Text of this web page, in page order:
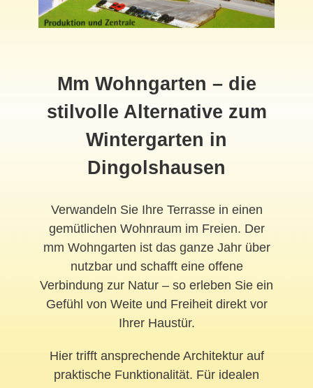
Mm Wohngarten – die
stilvolle Alternative zum
Wintergarten in
Dingolshausen
Verwandeln Sie Ihre Terrasse in einen
gemütlichen Wohnraum im Freien. Der
mm Wohngarten ist das ganze Jahr über
nutzbar und schafft eine offene
Verbindung zur Natur – so erleben Sie ein
Gefühl von Weite und Freiheit direkt vor
Ihrer Haustür.
Hier trifft ansprechende Architektur auf
praktische Funktionalität. Für idealen